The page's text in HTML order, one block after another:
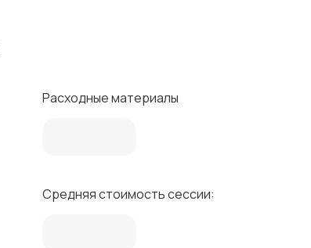
Расходные материалы
Средняя стоимость сессии: